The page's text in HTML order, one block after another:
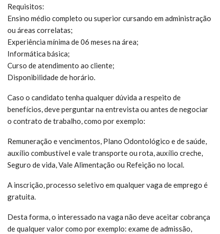
Requisitos:
Ensino médio completo ou superior cursando em administração
ou áreas correlatas;
Experiência mínima de 06 meses na área;
Informática básica;
Curso de atendimento ao cliente;
Disponibilidade de horário.
Caso o candidato tenha qualquer dúvida a respeito de
benefícios, deve perguntar na entrevista ou antes de negociar
o contrato de trabalho, como por exemplo:
Remuneração e vencimentos, Plano Odontológico e de saúde,
auxílio combustível e vale transporte ou rota, auxílio creche,
Seguro de vida, Vale Alimentação ou Refeição no local.
A inscrição, processo seletivo em qualquer vaga de emprego é
gratuita.
Desta forma, o interessado na vaga não deve aceitar cobrança
de qualquer valor como por exemplo: exame de admissão,